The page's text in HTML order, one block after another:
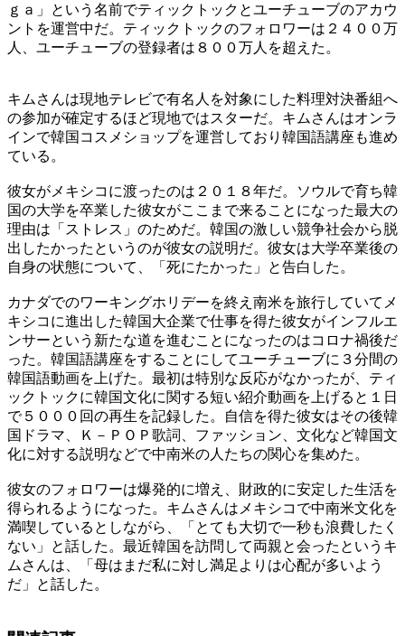
ｇａ」という名前でティックトックとユーチューブのアカウ
ントを運営中だ。ティックトックのフォロワーは２４００万
人、ユーチューブの登録者は８００万人を超えた。
キムさんは現地テレビで有名人を対象にした料理対決番組へ
の参加が確定するほど現地ではスターだ。キムさんはオンラ
インで韓国コスメショップを運営しており韓国語講座も進め
ている。
彼女がメキシコに渡ったのは２０１８年だ。ソウルで育ち韓
国の大学を卒業した彼女がここまで来ることになった最大の
理由は「ストレス」のためだ。韓国の激しい競争社会から脱
出したかったというのが彼女の説明だ。彼女は大学卒業後の
自身の状態について、「死にたかった」と告白した。
カナダでのワーキングホリデーを終え南米を旅行していてメ
キシコに進出した韓国大企業で仕事を得た彼女がインフルエ
ンサーという新たな道を進むことになったのはコロナ禍後だ
った。韓国語講座をすることにしてユーチューブに３分間の
韓国語動画を上げた。最初は特別な反応がなかったが、ティ
ックトックに韓国文化に関する短い紹介動画を上げると１日
で５０００回の再生を記録した。自信を得た彼女はその後韓
国ドラマ、Ｋ－ＰＯＰ歌詞、ファッション、文化など韓国文
化に対する説明などで中南米の人たちの関心を集めた。
彼女のフォロワーは爆発的に増え、財政的に安定した生活を
得られるようになった。キムさんはメキシコで中南米文化を
満喫しているとしながら、「とても大切で一秒も浪費したく
ない」と話した。最近韓国を訪問して両親と会ったというキ
ムさんは、「母はまだ私に対し満足よりは心配が多いよう
だ」と話した。